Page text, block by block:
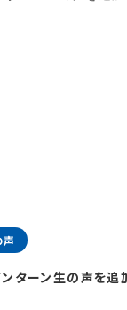
声
ターン生の声を追